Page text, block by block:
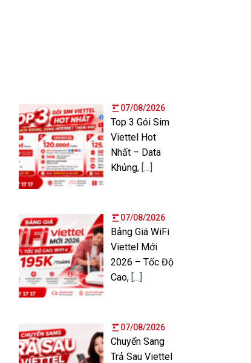
07/08/2026
Top 3 Gói Sim
Viettel Hot
Nhất – Data
Khủng, […]
07/08/2026
Bảng Giá WiFi
Viettel Mới
2026 – Tốc Độ
Cao, […]
07/08/2026
Chuyển Sang
Trả Sau Viettel